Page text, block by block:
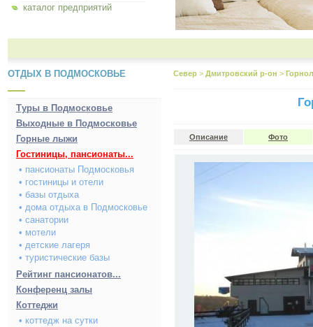
каталог предприятий
ОТДЫХ В ПОДМОСКОВЬЕ
Туры в Подмосковье
Выходные в Подмосковье
Горные лыжи
Гостиницы, пансионаты...
• пансионаты Подмосковья
• гостиницы и отели
• базы отдыха
• дома отдыха в Подмосковье
• санатории
• мотели
• детские лагеря
• туристические базы
Рейтинг пансионатов...
Конференц залы
Коттеджи
• коттедж на сутки
Север > Дмитровский р-он >
Описание Фото